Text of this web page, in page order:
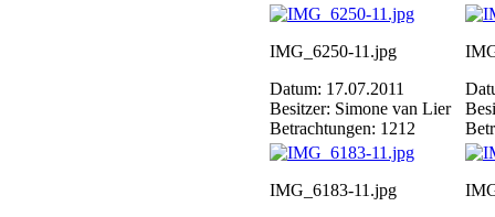
IMG_6250-11.jpg
Datum: 17.07.2011
Besitzer: Simone van Lier
Betrachtungen: 1212
IMG_6183-11.jpg